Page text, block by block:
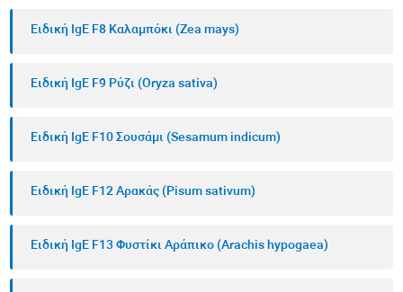
Ειδική IgE F8 Καλαμπόκι (Zea mays)
Ειδική IgE F9 Ρύζι (Oryza sativa)
Ειδική IgE F10 Σουσάμι (Sesamum indicum)
Ειδική IgE F12 Αρακάς (Pisum sativum)
Ειδική IgE F13 Φυστίκι Αράπικο (Arachis hypogaea)